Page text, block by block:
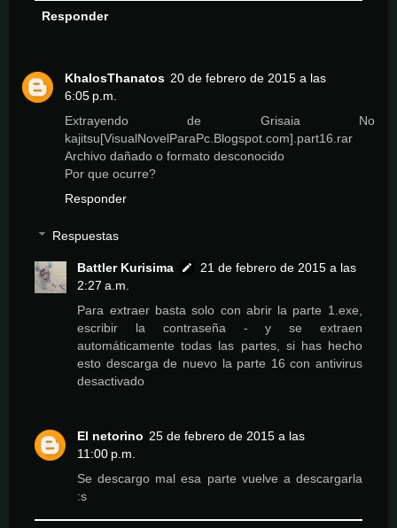
Responder
KhalosThanatos 20 de febrero de 2015 a las
6:05 p.m.
Extrayendo de Grisaia No
kajitsu[VisualNovelParaPc.Blogspot.com].part16.rar
Archivo dañado o formato desconocido
Por que ocurre?
Responder
Respuestas
Battler Kurisima
21 de febrero de 2015 a las
2:27 a.m.
Para extraer basta solo con abrir la parte 1.exe,
escribir la contraseña - y se extraen
automáticamente todas las partes, si has hecho
esto descarga de nuevo la parte 16 con antivirus
desactivado
El netorino 25 de febrero de 2015 a las
11:00 p.m.
Se descargo mal esa parte vuelve a descargarla
:s